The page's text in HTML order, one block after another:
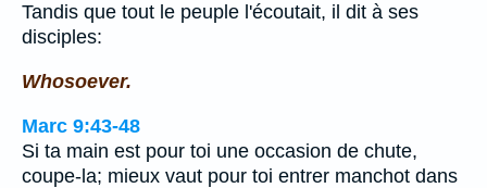
Tandis que tout le peuple l'écoutait, il dit à ses
disciples:
Whosoever.
Marc 9:43-48
Si ta main est pour toi une occasion de chute,
coupe-la; mieux vaut pour toi entrer manchot dans